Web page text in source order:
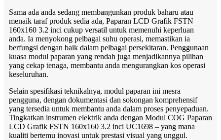
Sama ada anda sedang membangunkan produk baharu atau
menaik taraf produk sedia ada, Paparan LCD Grafik FSTN
160x160 3.2 inci cukup versatil untuk memenuhi keperluan
anda. Ia menyokong pelbagai suhu operasi, memastikan ia
berfungsi dengan baik dalam pelbagai persekitaran. Penggunaan
kuasa modul paparan yang rendah juga menjadikannya pilihan
yang cekap tenaga, membantu anda mengurangkan kos operasi
keseluruhan.
Selain spesifikasi teknikalnya, modul paparan ini mesra
pengguna, dengan dokumentasi dan sokongan komprehensif
yang tersedia untuk membantu anda dalam proses penyepaduan.
Tingkatkan instrumen elektrik anda dengan Modul COG Paparan
LCD Grafik FSTN 160x160 3.2 inci UC1698 – yang mana
kualiti bertemu inovasi untuk prestasi visual yang unggul.